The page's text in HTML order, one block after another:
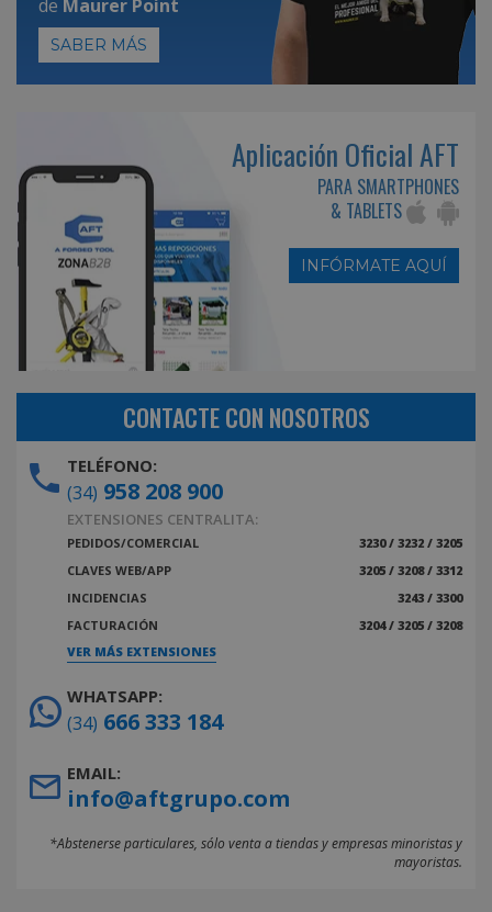
de Maurer Point
SABER MÁS
Aplicación Oficial AFT
PARA SMARTPHONES
& TABLETS
INFÓRMATE AQUÍ
CONTACTE CON NOSOTROS
TELÉFONO:
(34) 958 208 900
EXTENSIONES CENTRALITA:
PEDIDOS/COMERCIAL
3230 / 3232 / 3205
CLAVES WEB/APP
3205 / 3208 / 3312
INCIDENCIAS
3243 / 3300
FACTURACIÓN
3204 / 3205 / 3208
VER MÁS EXTENSIONES
WHATSAPP:
(34) 666 333 184
EMAIL:
info@aftgrupo.com
*Abstenerse particulares, sólo venta a tiendas y empresas minoristas y
mayoristas.